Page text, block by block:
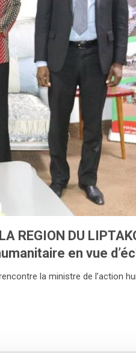
REGION DU
en vue
la ministre de l’action